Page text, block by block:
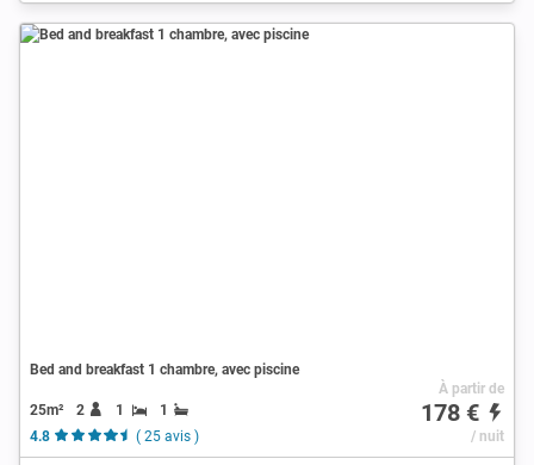
Bed and breakfast 1 chambre, avec piscine
25m² 2 1
1
4.8
( 25 avis )
À partir de
178 €
/ nuit